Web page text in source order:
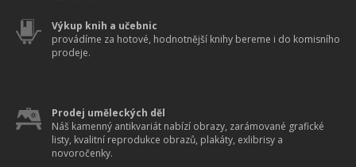
Výkup knih a učebnic
provádíme za hotové, hodnotnější knihy bereme i do komisního
prodeje.
Prodej uměleckých děl
Náš kamenný antikvariát nabízí obrazy, zarámované grafické
listy, kvalitní reprodukce obrazů, plakáty, exlibrisy a
novoročenky.